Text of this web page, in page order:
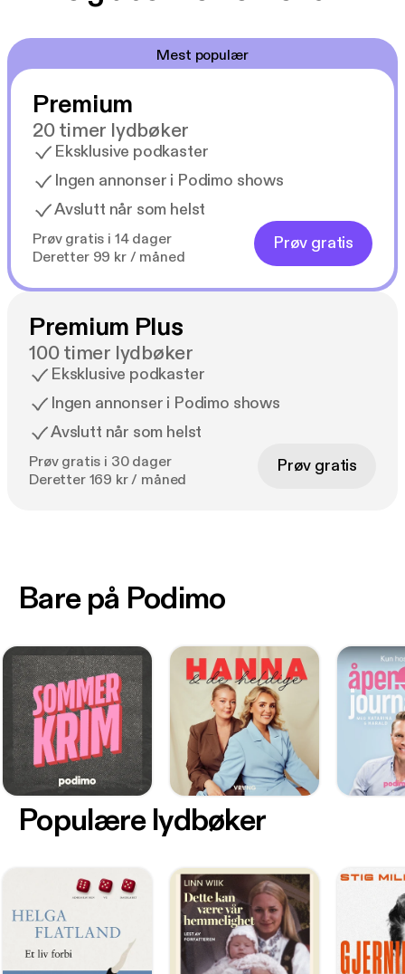
Mest populær
Premium
20 timer lydbøker
Eksklusive podkaster
Ingen annonser i Podimo shows
Avslutt når som helst
Prøv gratis i 14 dager
Deretter 99 kr / måned
Prøv gratis
Premium Plus
100 timer lydbøker
Eksklusive podkaster
Ingen annonser i Podimo shows
Avslutt når som helst
Prøv gratis i 30 dager
Deretter 169 kr / måned
Prøv gratis
Bare på Podimo
Populære lydbøker